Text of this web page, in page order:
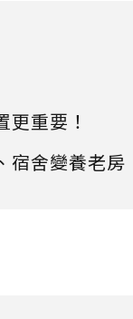
重要！
宿舍變養老房